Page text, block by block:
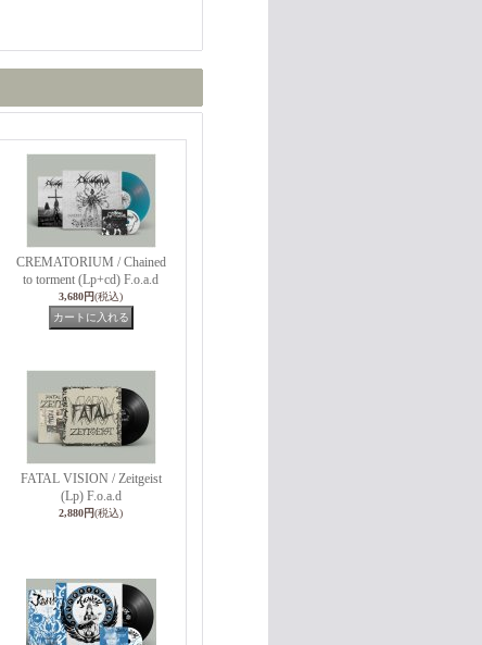
CREMATORIUM / Chained
to torment (Lp+cd) F.o.a.d
3,680円(税込)
FATAL VISION / Zeitgeist
(Lp) F.o.a.d
2,880円(税込)